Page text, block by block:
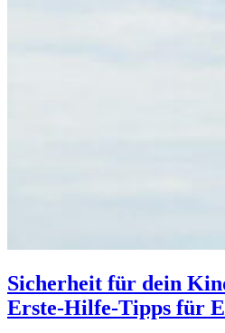
Sicherheit für dein
Erste-Hilfe-Tipps für